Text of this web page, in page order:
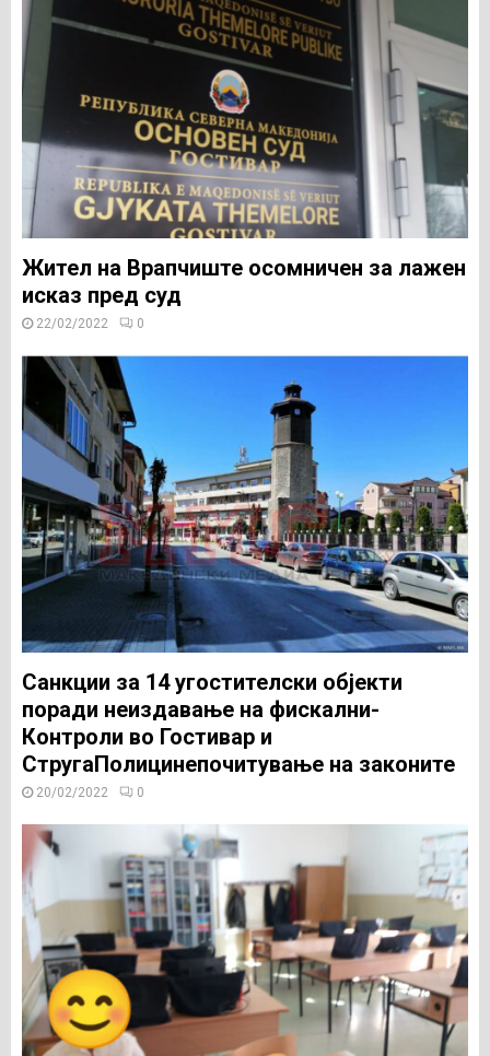
Жител на Врапчиште осомничен за лажен
исказ пред суд
22/02/2022 0
Санкции за 14 угостителски објекти
поради неиздавање на фискални-
Контроли во Гостивар и
СтругаПолицинепочитување на законите
20/02/2022 0